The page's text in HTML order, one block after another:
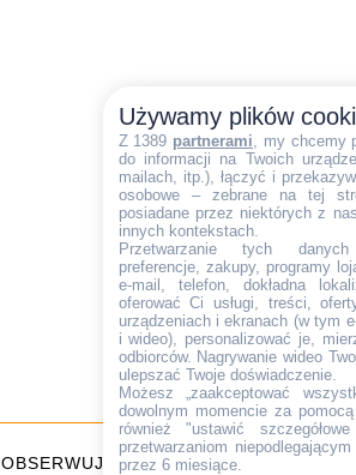
OBSERWUJ BLOGA
Używamy plików
Z 1389 partnerami, my chcemy
do informacji na Twoich
mailach, itp.), łączyć i
osobowe – zebrane na tej
posiadane przez niektórych z
innych kontekstach.
Przetwarzanie tych danych
preferencje, zakupy, programy
e-mail, telefon, dokładna
oferować Ci usługi, treści,
urządzeniach i ekranach (w tym
i wideo), personalizować je,
odbiorców. Nagrywanie wideo
ulepszać Twoje doświadczenie.
Możesz „zaakceptować
dowolnym momencie za
również "ustawić
przetwarzaniom
przez 6 miesiące.